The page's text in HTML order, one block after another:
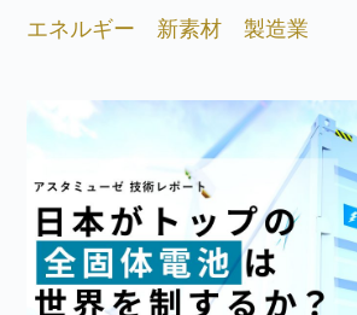
エネルギー 新素材 製造業